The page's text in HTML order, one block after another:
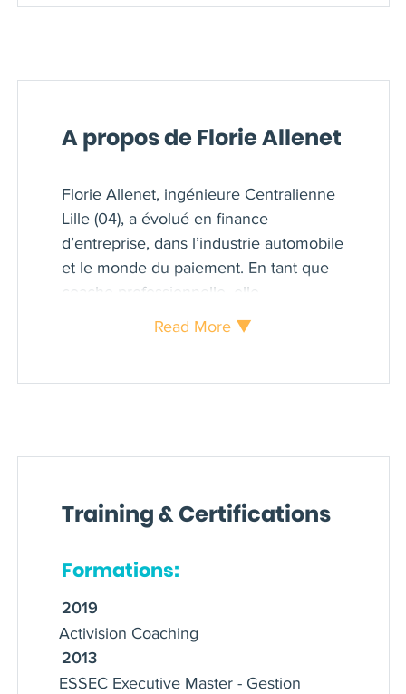
A propos de Florie Allenet
Florie Allenet, ingénieure Centralienne
Lille (04), a évolué en finance
d’entreprise, dans l’industrie automobile
et le monde du paiement. En tant que
coache professionnelle, elle
accompagne désormais transformations
entre les générations. Florie réunit dans
engagement féministe et
corporelles de la méditation et du
Read More ▼
Training & Certifications
Formations:
2019
Activision Coaching
2013
ESSEC Executive Master - Gestion